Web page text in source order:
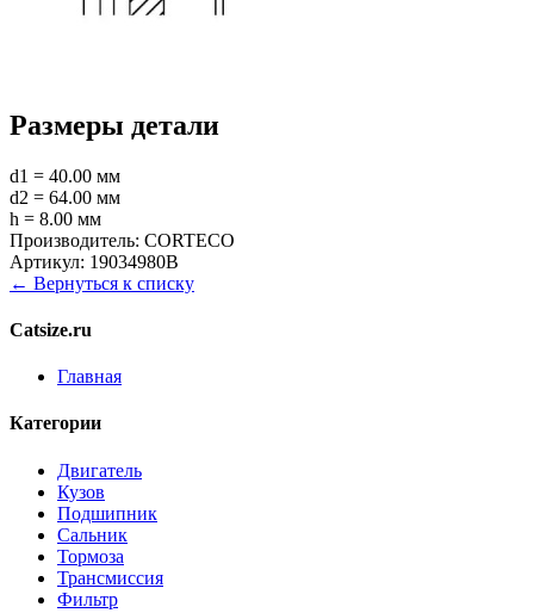
Размеры детали
d1 = 40.00 мм
d2 = 64.00 мм
h = 8.00 мм
Производитель: CORTECO
Артикул: 19034980B
← Вернуться к списку
Catsize.ru
Главная
Категории
Двигатель
Кузов
Подшипник
Сальник
Тормоза
Трансмиссия
Фильтр